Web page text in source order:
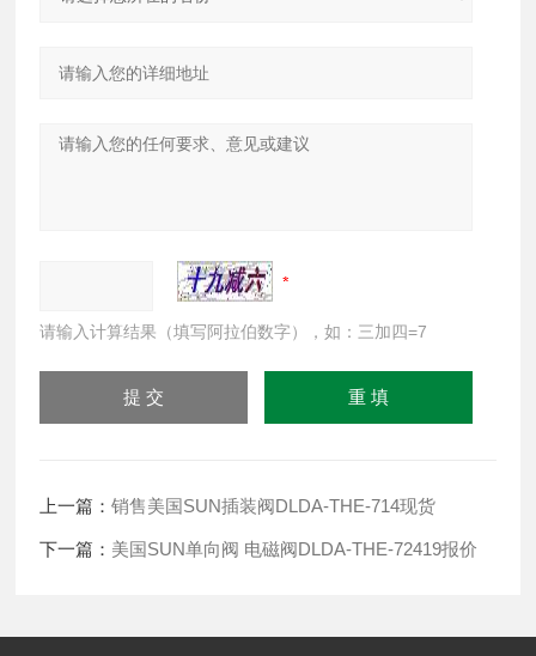
请输入计算结果（填写阿拉伯数字），如：三加四=7
上一篇：销售美国SUN插装阀DLDA-THE-714现货
下一篇： 美国SUN单向阀 电磁阀DLDA-THE-72419报价